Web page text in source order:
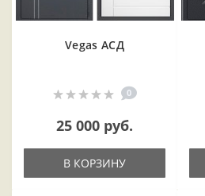
Vegas АСД
0
25 000 руб.
В КОРЗИНУ